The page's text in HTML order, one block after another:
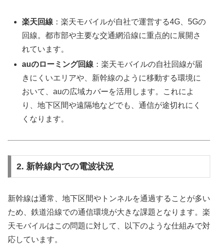
楽天回線 ：楽天モバイルが自社で運営する4G、5Gの
回線。都市部や主要な交通網沿線に重点的に展開さ
れています。
auのローミング回線 ：楽天モバイルの自社回線が届
きにくいエリアや、新幹線のように移動する環境に
おいて、auの広域カバーを活用します。これによ
り、地下区間や遠隔地などでも、通信が途切れにく
くなります。
2. 新幹線内での電波状況
新幹線は通常、地下区間やトンネルを通過することが多い
ため、鉄道沿線での通信環境が大きな課題となります。楽
天モバイルはこの問題に対して、以下のような仕組みで対
応しています。